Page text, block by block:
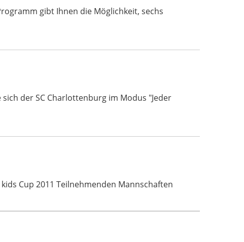
gibt Ihnen die Möglichkeit, sechs
der SC Charlottenburg im Modus "Jeder
Cup 2011 Teilnehmenden Mannschaften